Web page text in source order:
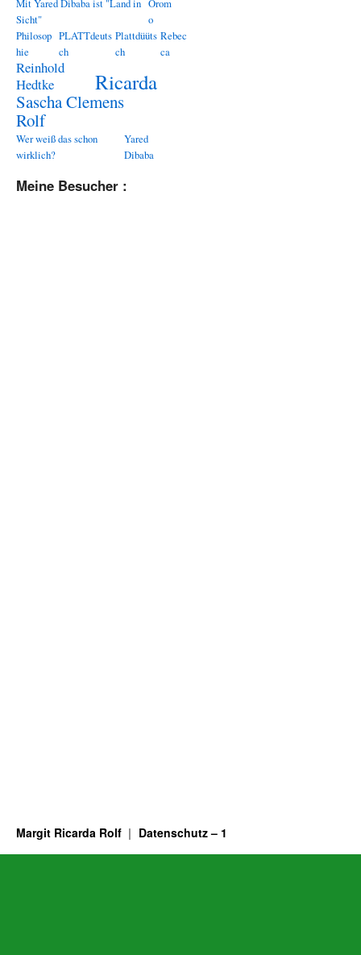
Mit Yared Dibaba ist "Land in
Sicht"
Orom
o
Philosop
hie
PLATTdeuts
ch
Plattdüüts
ch
Rebec
ca
Reinhold
Hedtke
Ricarda
Sascha Clemens
Rolf
Wer weiß das schon
wirklich?
Yared
Dibaba
Meine Besucher :
Margit Ricarda Rolf Datenschutz – 1